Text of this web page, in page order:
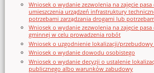
Wniosek o wydanie zezwolenia na zajęcie
umieszczenia urządzeń infrastruktury
potrzebami zarządzania drogami lub
Wniosek o wydanie zezwolenia na zajęcie
gminnej w celu prowadzenia robót
Wniosek o uzgodnienie lokalizacji/przebudowy
Wniosek o wydanie dowodu osobistego
Wniosek o wydanie decyzji o ustalenie
publicznego albo warunków zabudowy